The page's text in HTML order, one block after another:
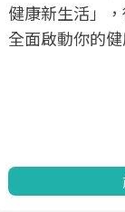
健康新生活」
全面啟動你的健